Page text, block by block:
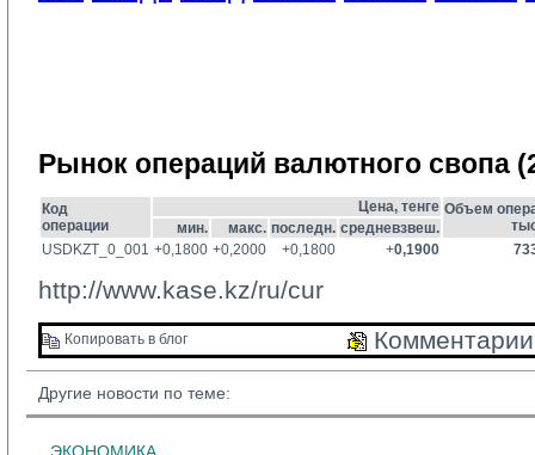
Рынок операций валютного свопа
Код
операции
Цена, тенге Объем
мин. макс. последн. средневзвеш.
USDKZT_0_001 +0,1800 +0,2000 +0,1800 +0,1900
http://www.kase.kz/ru/cur
Копировать в блог Комментарии
Другие новости по теме: